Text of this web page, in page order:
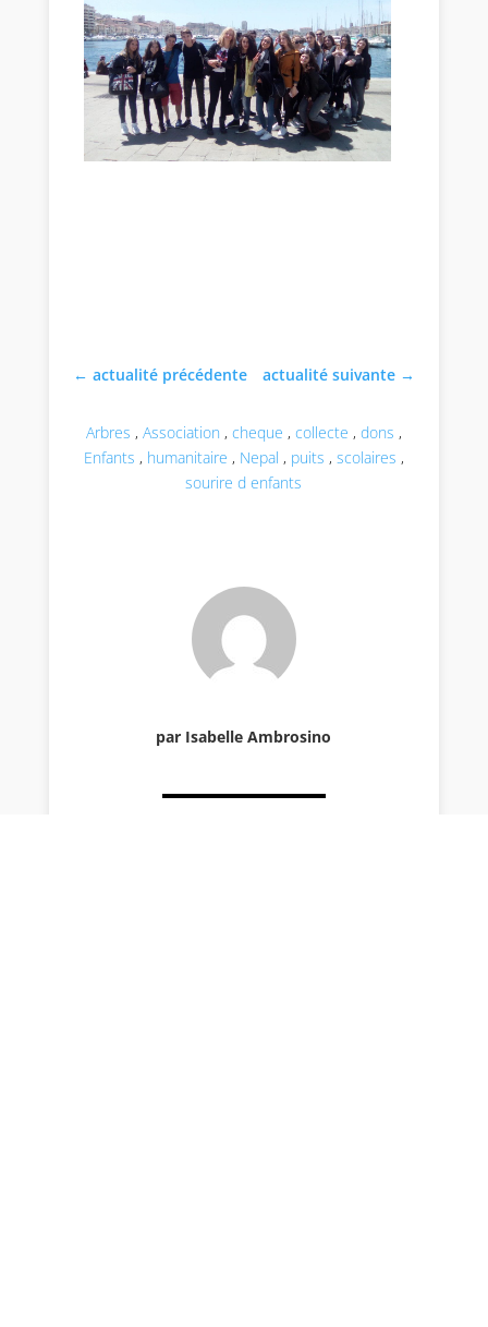
←actualité précédente actualité suivante→
Arbres , Association , cheque , collecte , dons ,
Enfants , humanitaire , Nepal , puits , scolaires ,
sourire d enfants
par Isabelle Ambrosino